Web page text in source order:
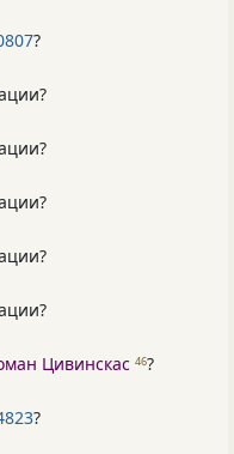
?
Цивинскас 46?
?